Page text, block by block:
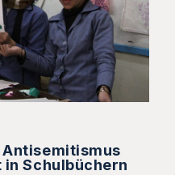
Schulbüchern